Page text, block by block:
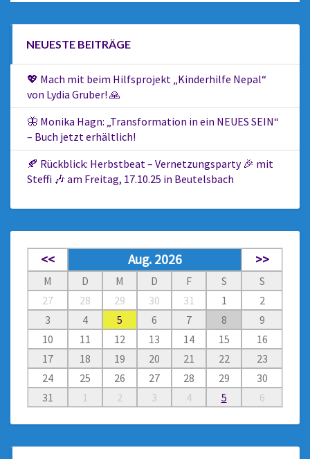
NEUESTE BEITRÄGE
💖 Mach mit beim Hilfsprojekt „Kinderhilfe Nepal“
von Lydia Gruber! 🙏
🦋 Monika Hagn: „Transformation in ein NEUES SEIN“
– Buch jetzt erhältlich!
🍂 Rückblick: Herbstbeat – Vernetzungsparty 🎉 mit
Steffi 🎶 am Freitag, 17.10.25 in Beutelsbach
<< Aug. 2026 >>
M D M D F S
S
27
28 29 30 31 1
2
3
4 5 6 7 8
9
10
11 12 13 14 15
16
17
18 19 20 21 22
23
24
25 26 27 28 29
30
31
1 2 3 4 5 6